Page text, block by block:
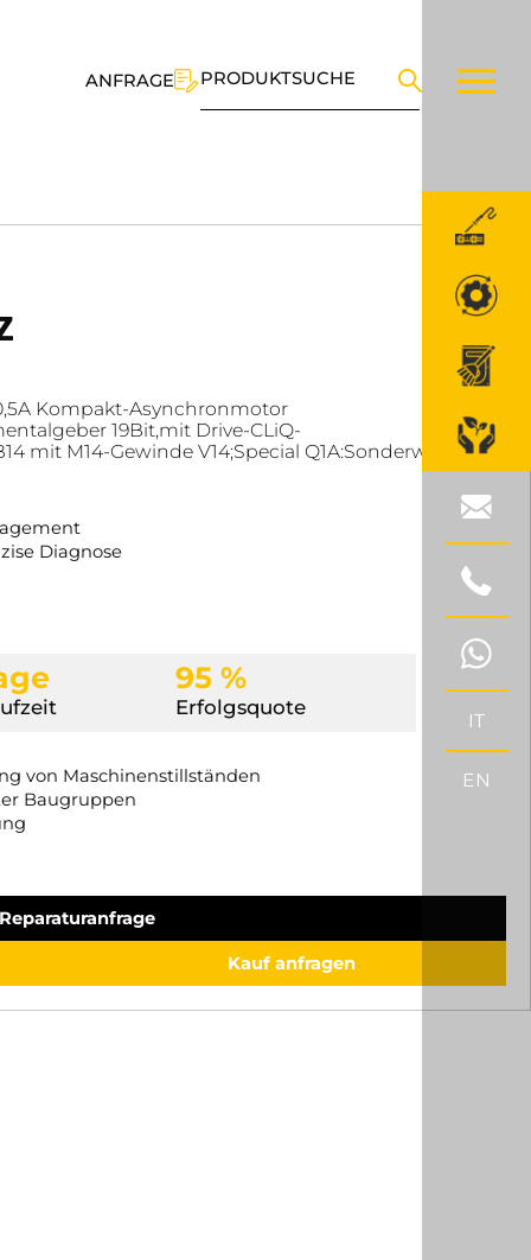
ANFRAGE PRODUKTSUCHE
IT
EN
Kompakt-Asynchronmotor
19Bit,mit Drive-CLiQ-
mit M14-Gewinde V14;Special Q1A:Sonderwicklung
Diagnose
95 %
Erfolgsquote
von Maschinenstillständen
Baugruppen
Reparaturanfrage
Kauf anfragen